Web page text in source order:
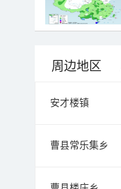
周边地区
安才楼镇
曹县常乐集乡